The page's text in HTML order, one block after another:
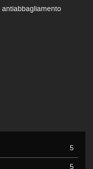
5
5